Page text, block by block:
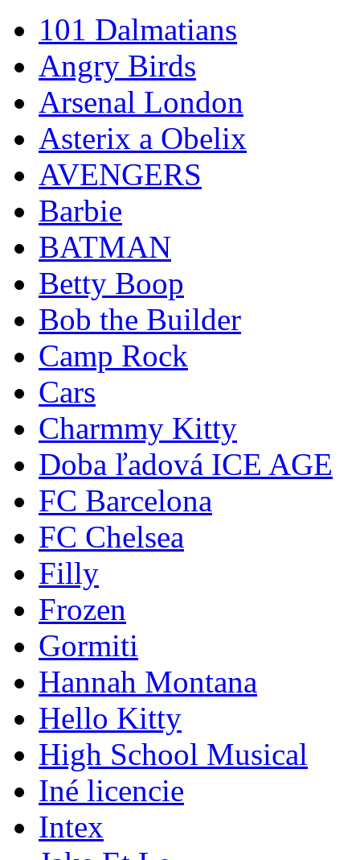
101 Dalmatians
Angry Birds
Arsenal London
Asterix a Obelix
AVENGERS
Barbie
BATMAN
Betty Boop
Bob the Builder
Camp Rock
Cars
Charmmy Kitty
Doba ľadová ICE AGE
FC Barcelona
FC Chelsea
Filly
Frozen
Gormiti
Hannah Montana
Hello Kitty
High School Musical
Iné licencie
Intex